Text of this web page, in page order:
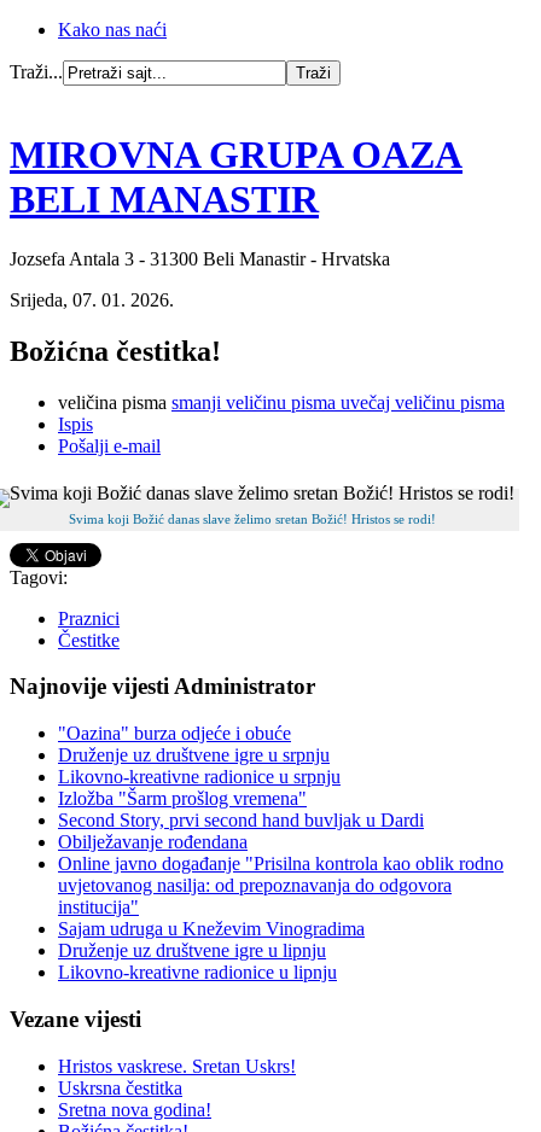
Kako nas naći
Traži...
MIROVNA GRUPA OAZA
BELI MANASTIR
Jozsefa Antala 3 - 31300 Beli Manastir - Hrvatska
Srijeda, 07. 01. 2026.
Božićna čestitka!
veličina pisma smanji veličinu pisma uvečaj veličinu pisma
Ispis
Pošalji e-mail
Svima koji Božić danas slave želimo sretan Božić! Hristos se rodi!
Tagovi:
Praznici
Čestitke
Najnovije vijesti Administrator
"Oazina" burza odjeće i obuće
Druženje uz društvene igre u srpnju
Likovno-kreativne radionice u srpnju
Izložba "Šarm prošlog vremena"
Second Story, prvi second hand buvljak u Dardi
Obilježavanje rođendana
Online javno događanje "Prisilna kontrola kao oblik rodno
uvjetovanog nasilja: od prepoznavanja do odgovora
institucija"
Sajam udruga u Kneževim Vinogradima
Druženje uz društvene igre u lipnju
Likovno-kreativne radionice u lipnju
Vezane vijesti
Hristos vaskrese. Sretan Uskrs!
Uskrsna čestitka
Sretna nova godina!